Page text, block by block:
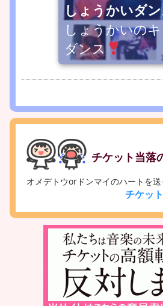
しょうかいダ
しょうかいの
ダンス
チケット当落
オメデトウorドンマイのハートを送
チケッ